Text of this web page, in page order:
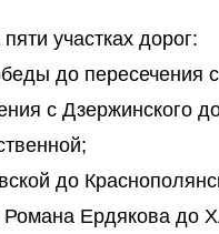
участках дорог:
до пересечения
с Дзержинского
до
Ердякова до